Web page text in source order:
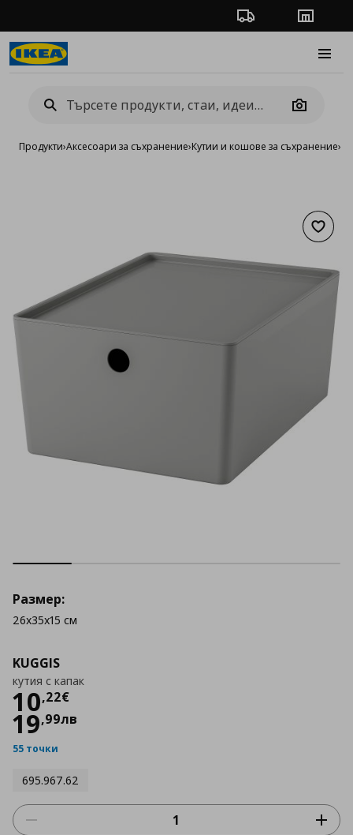
Проследяване на
Camera
Продукти›Аксесоари за съхранение›Кутии и кошове за съхранение›
KUGGIS
кутия с капак
10,22€
Цена
19,99лв
55 точки
695.967.62
Размер:
26x35x15 см